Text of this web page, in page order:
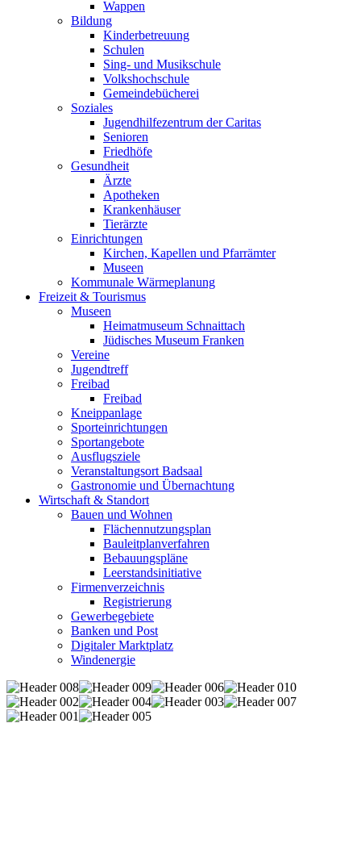
Wappen
Bildung
Kinderbetreuung
Schulen
Sing- und Musikschule
Volkshochschule
Gemeindebücherei
Soziales
Jugendhilfezentrum der Caritas
Senioren
Friedhöfe
Gesundheit
Ärzte
Apotheken
Krankenhäuser
Tierärzte
Einrichtungen
Kirchen, Kapellen und Pfarrämter
Museen
Kommunale Wärmeplanung
Freizeit & Tourismus
Museen
Heimatmuseum Schnaittach
Jüdisches Museum Franken
Vereine
Jugendtreff
Freibad
Freibad
Kneippanlage
Sporteinrichtungen
Sportangebote
Ausflugsziele
Veranstaltungsort Badsaal
Gastronomie und Übernachtung
Wirtschaft & Standort
Bauen und Wohnen
Flächennutzungsplan
Bauleitplanverfahren
Bebauungspläne
Leerstandsinitiative
Firmenverzeichnis
Registrierung
Gewerbegebiete
Banken und Post
Digitaler Marktplatz
Windenergie